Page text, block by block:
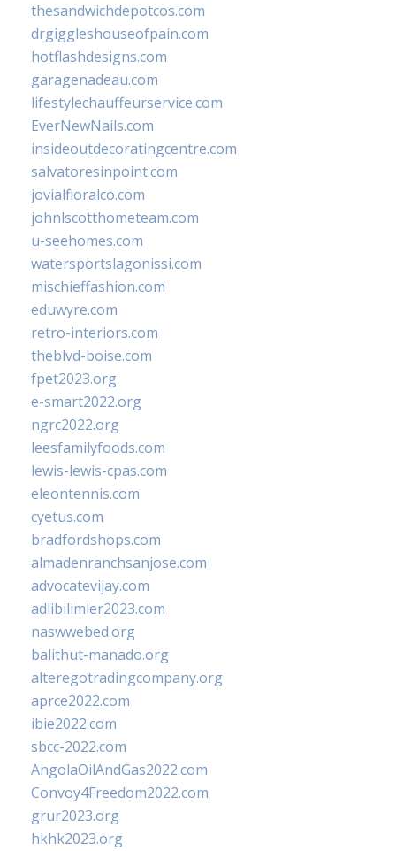
thesandwichdepotcos.com
drgiggleshouseofpain.com
hotflashdesigns.com
garagenadeau.com
lifestylechauffeurservice.com
EverNewNails.com
insideoutdecoratingcentre.com
salvatoresinpoint.com
jovialfloralco.com
johnlscotthometeam.com
u-seehomes.com
watersportslagonissi.com
mischieffashion.com
eduwyre.com
retro-interiors.com
theblvd-boise.com
fpet2023.org
e-smart2022.org
ngrc2022.org
leesfamilyfoods.com
lewis-lewis-cpas.com
eleontennis.com
cyetus.com
bradfordshops.com
almadenranchsanjose.com
advocatevijay.com
adlibilimler2023.com
naswwebed.org
balithut-manado.org
alteregotradingcompany.org
aprce2022.com
ibie2022.com
sbcc-2022.com
AngolaOilAndGas2022.com
Convoy4Freedom2022.com
grur2023.org
hkhk2023.org